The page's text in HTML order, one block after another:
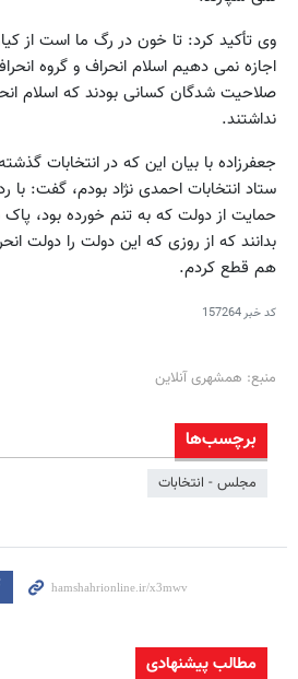
وی تأکید کرد: تا خون در رگ ما است از
اجازه نمی دهیم اسلام انحراف و گروه
صلاحیت شدگان کسانی بودند که اسلام
نداشتند.
جعفرزاده با بیان این که در انتخابات
ستاد انتخابات احمدی نژاد بودم، گفت: با
حمایت از دولت که به تنم خورده بود،
بدانند که از روزی که این دولت را دولت
هم قطع کردم.
کد خبر157264
منبع: همشهری آنلاین
برچسب‌ها
مجلس - انتخابات
مطالب پیشنهادی